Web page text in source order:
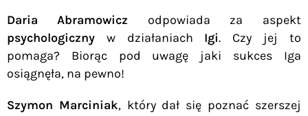
Daria Abramowicz odpowiada za aspekt
psychologiczny w działaniach Igi. Czy jej to
pomaga? Biorąc pod uwagę jaki sukces Iga
osiągnęła, na pewno!
Szymon Marciniak, który dał się poznać szerszej